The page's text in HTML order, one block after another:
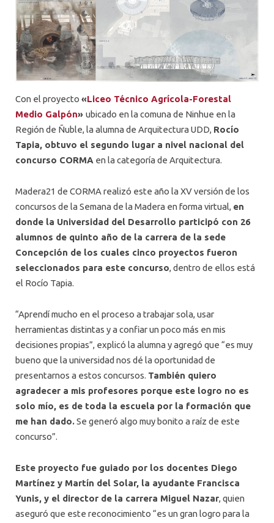
Con el proyecto «Liceo Técnico Agrícola-Forestal
Medio Galpón» ubicado en la comuna de Ninhue en la
Región de Ñuble, la alumna de Arquitectura UDD, Rocío
Tapia, obtuvo el segundo lugar a nivel nacional del
concurso CORMA en la categoría de Arquitectura.
Madera21 de CORMA realizó este año la XV versión de los
concursos de la Semana de la Madera en forma virtual, en
donde la Universidad del Desarrollo participó con 26
alumnos de quinto año de la carrera de la sede
Concepción de los cuales cinco proyectos fueron
seleccionados para este concurso, dentro de ellos está
el Rocío Tapia.
“Aprendí mucho en el proceso a trabajar sola, usar
herramientas distintas y a confiar un poco más en mis
decisiones propias”, explicó la alumna y agregó que “es muy
bueno que la universidad nos dé la oportunidad de
presentarnos a estos concursos. También quiero
agradecer a mis profesores porque este logro no es
solo mío, es de toda la escuela por la formación que
me han dado.Se generó algo muy bonito a raíz de este
concurso”.
Este proyecto fue guiado por los docentes Diego
Martínez y Martín del Solar, la ayudante Francisca
Yunis, y el director de la carrera Miguel Nazar, quien
aseguró que este reconocimiento “es un gran logro para la